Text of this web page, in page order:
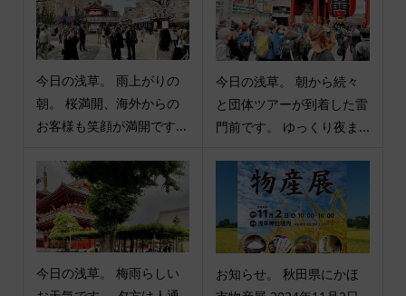
今日の浅草。 雨上がりの
朝。 桜満開、海外からの
お客様も笑顔が満開です...
今日の浅草。 朝から続々
と団体ツアーが到着した雷
門前です。 ゆっくり夜ま...
今日の浅草。 梅雨らしい
お知らせ。 秋田県にかほ